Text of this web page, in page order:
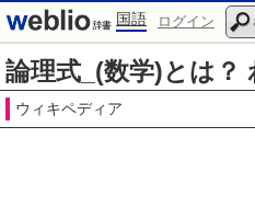
国語 ログイン
論理式_(数学)とは？
ウィキペディア